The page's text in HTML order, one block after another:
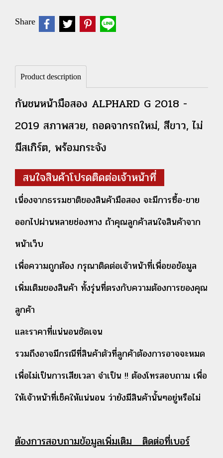
Share
Product description
กันชนหน้ามือสอง ALPHARD G 2018 -
2019 สภาพสวย, ถอดจากรถใหม่, สีขาว, ไม่
มีสเกิร์ต, พร้อมกระจัง
สนใจสินค้าโปรดติดต่อเจ้าหน้าที่
เนื่องจากธรรมชาติของสินค้ามือสอง จะมีการซื้อ-ขาย
ออกไปผ่านหลายช่องทาง ถ้าคุณลูกค้าสนใจสินค้าจาก
หน้าเว็บ
เพื่อความถูกต้อง กรุณาติดต่อเจ้าหน้าที่เพื่อขอข้อมูล
เพิ่มเติมของสินค้า ทั้งรุ่นที่ตรงกับความต้องการของคุณ
ลูกค้า
และราคาที่แน่นอนชัดเจน
รวมถึงอาจมีกรณีที่สินค้าตัวที่ลูกค้าต้องการอาจจะหมด
เพื่อไม่เป็นการเสียเวลา จำเป็น !! ต้องโทรสอบถาม เพื่อ
ให้เจ้าหน้าที่เช็คให้แน่นอน ว่ายังมีสินค้านั้นๆอยู่หรือไม่
ต้องการสอบถามข้อมูลเพิ่มเติม ติดต่อที่เบอร์